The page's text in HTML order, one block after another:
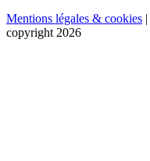
Mentions légales & cookies |
copyright 2026